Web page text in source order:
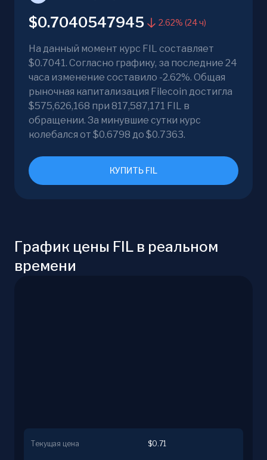
$0.7040547945 2.62% (24 ч)
На данный момент курс FIL составляет
$0.7041. Согласно графику, за последние 24
часа изменение составило -2.62%. Общая
рыночная капитализация Filecoin достигла
$575,626,168 при 817,587,171 FIL в
обращении. За минувшие сутки курс
колебался от $0.6798 до $0.7363.
КУПИТЬ FIL
График цены FIL в реальном
времени
Текущая цена $0.71